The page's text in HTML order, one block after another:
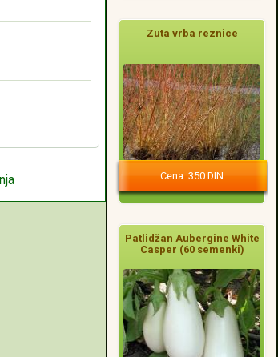
Zuta vrba reznice
Cena: 350 DIN
Patlidžan Aubergine White
Casper (60 semenki)